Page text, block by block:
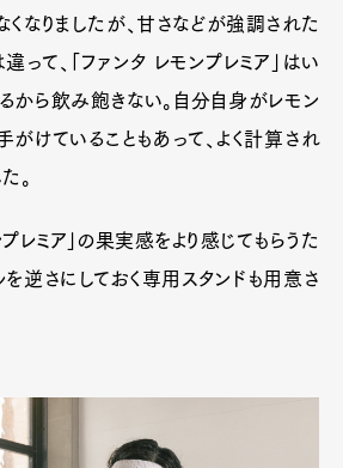
くなりましたが、甘さなどが強調された
って、「ファンタ レモンプレミア」はい
から飲み飽きない。自分自身がレモン
けていることもあって、よく計算され
。
レミア」の果実感をより感じてもらうた
逆さにしておく専用スタンドも用意さ